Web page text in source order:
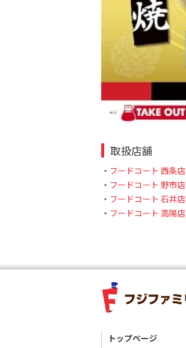
取扱店舗
・ フードコート 西条店
・ フードコート 野市店
・ フードコート 石井店
・ フードコート 高陽店
トップページ